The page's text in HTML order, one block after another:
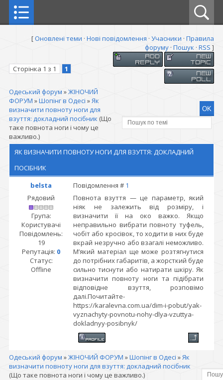
[Оновлені теми · Нові повідомлення · Учасники · Правила
форуму · Пошук · RSS ]
Сторінка 1 з 1 1
Одеський форум »ЖІНОЧИЙ
ФОРУМ »Шопінг в Одесі »Як
визначити повноту ноги для
взуття: докладний посібник (Що
таке повнота ноги і чому це
важливо.)
ЯК ВИЗНАЧИТИ ПОВНОТУ НОГИ ДЛЯ ВЗУТТЯ: ДОКЛАДНИЙ
ПОСІБНИК
belsta
Повідомлення # 1
Рядовий
Група:
Користувачі
Повідомлень:
19
Репутація: 0
Статус:
Offline
Повнота взуття — це параметр, який
ніяк не залежить від розміру, і
визначити її на око важко. Якщо
неправильно вибрати повноту туфель,
чобіт або кросівок, то ходити в них буде
вкрай незручно або взагалі неможливо.
М’який матеріал ще може розтягнутися
до потрібних габаритів, а жорсткий буде
сильно тиснути або натирати шкіру. Як
визначити повноту ноги та підібрати
відповідне взуття, розповімо
далі.Почитайте-
https://karalevna.com.ua/dim-i-pobut/yak-
vyznachyty-povnotu-nohy-dlya-vzuttya-
dokladnyy-posibnyk/
Одеський форум »ЖІНОЧИЙ ФОРУМ »Шопінг в Одесі »Як
визначити повноту ноги для взуття: докладний посібник
(Що таке повнота ноги і чому це важливо.)